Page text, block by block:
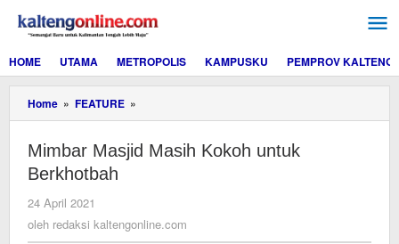
konten
HOME
UTAMA METROPOLIS KAMPUSKU PEMPROV KALTENG
Home » FEATURE »
Masjid
Kokoh
Mimbar Masjid Masih Kokoh untuk
Berkhotbah
24 April 2021
redaksi
kaltengonline.com
oleh redaksi kaltengonline.com